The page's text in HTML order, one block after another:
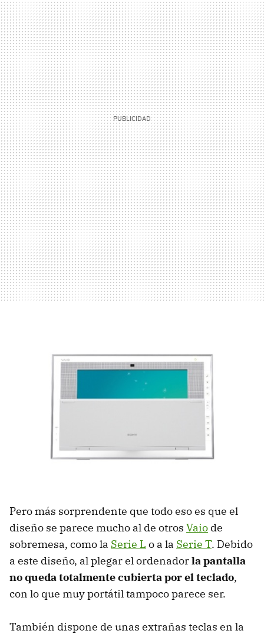
Pero más sorprendente que todo eso es que el
diseño se parece mucho al de otros Vaio de
sobremesa, como la Serie L o a la Serie T. Debido
a este diseño, al plegar el ordenadorla pantalla
no queda totalmente cubierta por el teclado,
con lo que muy portátil tampoco parece ser.
También dispone de unas extrañas teclas en la